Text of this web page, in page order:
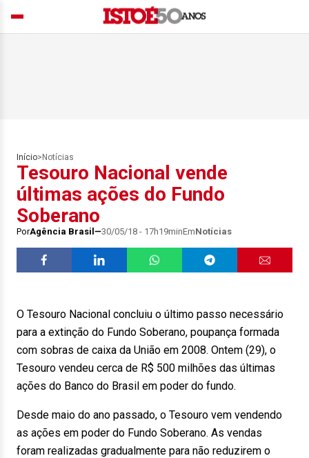
Início> Notícias
Tesouro Nacional vende
últimas ações do Fundo
Soberano
PorAgência Brasil 30/05/18 - 17h19minEmNotícias
O Tesouro Nacional concluiu o último passo necessário
para a extinção do Fundo Soberano, poupança formada
com sobras de caixa da União em 2008. Ontem (29), o
Tesouro vendeu cerca de R$ 500 milhões das últimas
ações do Banco do Brasil em poder do fundo.
Desde maio do ano passado, o Tesouro vem vendendo
as ações em poder do Fundo Soberano. As vendas
foram realizadas gradualmente para não reduzirem o